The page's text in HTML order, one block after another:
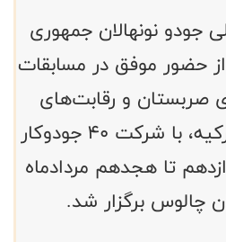
جودو نونهالان جمهوری
حضور موفق در مسابقات
صربستان و رقابت‌های
بین‌المللی ایغدیر ترکیه، با شرکت ۴۰ جودوکار
تا هجدهم مردادماه
چالوس برگزار شد.